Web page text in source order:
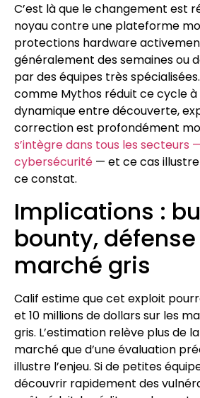
C’est là que le changement est
noyau contre une plateforme
protections hardware
généralement des semaines ou
par des équipes très
comme Mythos réduit ce cycle à
dynamique entre découverte,
correction est profondément
s’intègre dans tous les secteurs
cybersécurité — et ce cas
ce constat.
Implications :
bounty,
marché gris
Calif estime que cet exploit
et 10 millions de dollars sur les
gris. L’estimation relève plus de
marché que d’une évaluation
illustre l’enjeu. Si de petites
découvrir rapidement des